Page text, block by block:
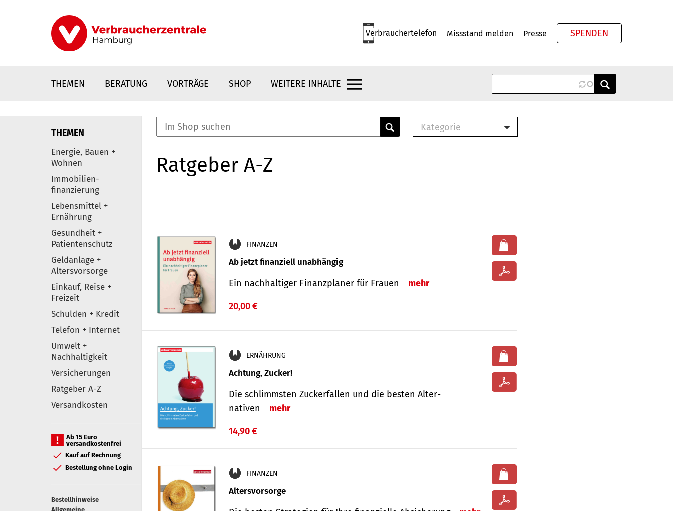
Verbrauchertelefon Missstand melden Presse SPENDEN
THEMEN BERATUNG VORTRÄGE SHOP WEITERE INHALTE
Elemente
THEMEN
Energie, Bauen +
Wohnen
Immobilien-
finanzierung
Lebensmittel +
Ernährung
Gesundheit +
Patientenschutz
Geldanlage +
Altersvorsorge
Einkauf, Reise +
Freizeit
Schulden + Kredit
Telefon + Internet
Umwelt +
Nachhaltigkeit
Versicherungen
Ratgeber A-Z
Versandkosten
Ab 15 Euro
versandkostenfrei
Kauf auf Rechnung
Bestellung ohne Login
Bestellhinweise
Kategorie
Ratgeber A-Z
FINANZEN
Ab jetzt finanziell unabhängig
Ein nachhaltiger Finanzplaner für Frauen mehr
20,00 €
ERNÄHRUNG
Achtung, Zucker!
Die schlimmsten Zucker­fallen und die besten Alter­
nativen
mehr
14,90 €
FINANZEN
Altersvorsorge